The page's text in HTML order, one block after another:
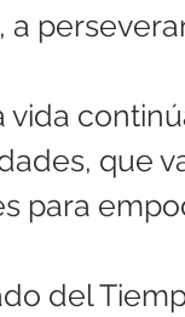
a
vida
que
para
del